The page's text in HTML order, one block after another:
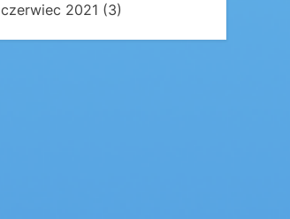
czerwiec 2021 (3)